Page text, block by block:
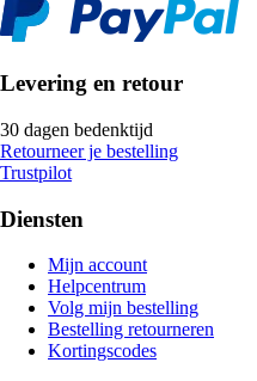
Levering en retour
30 dagen bedenktijd
Retourneer je bestelling
Trustpilot
Diensten
Mijn account
Helpcentrum
Volg mijn bestelling
Bestelling retourneren
Kortingscodes